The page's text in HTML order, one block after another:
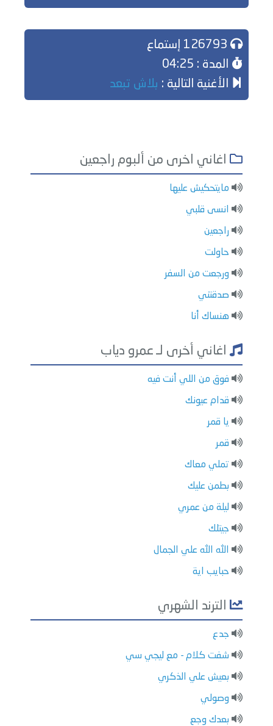
المدة : 04:25
الأغنية التالية : بلاش تبعد
اغاني اخرى من ألبوم راجعين
مايتحكيش عليها
انسى قلبي
راجعين
حاولت
ورجعت من السفر
صدقتني
هنساك أنا
اغاني أخرى لـ عمرو دياب
فوق من اللي أنت فيه
قدام عيونك
يا قمر
قمر
تملي معاك
بطمن عليك
ليلة من عمري
جيتلك
الله الله علي الجمال
حبايب اية
الترند الشهري
جدع
شفت كلام - مع ليجي سي
بعيش علي الذكري
وصولي
بعدك وجع